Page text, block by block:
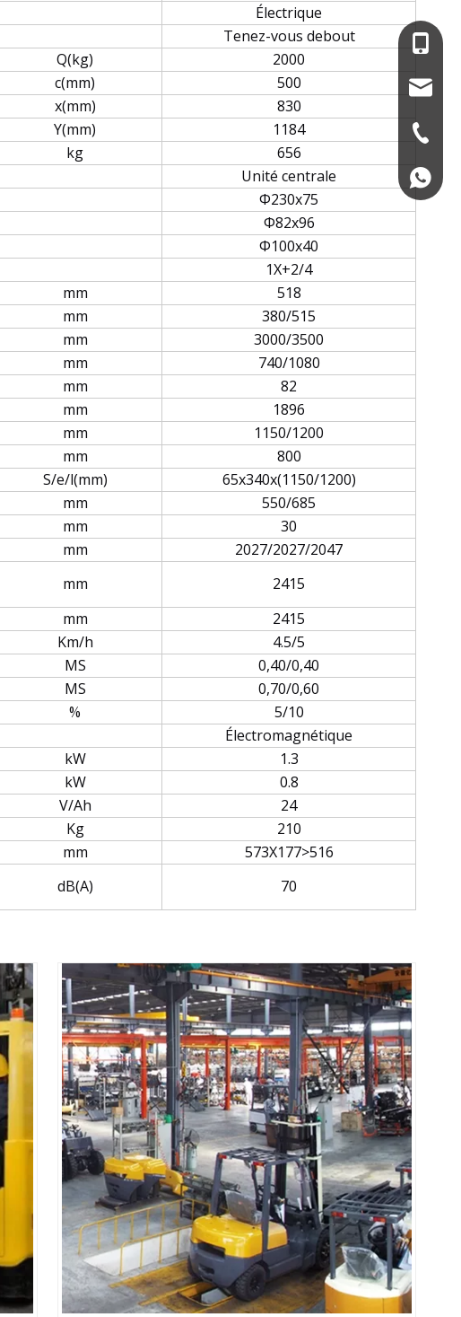
Électrique
Tenez-vous debout
Q(kg)
2000
c(mm)
500
x(mm)
830
Y(mm)
1184
kg 656
Unité centrale
Φ230x75
Φ82x96
Φ100x40
1X+2/4
mm
518
mm 380/515
mm
3000/3500
mm
740/1080
mm
82
mm
1896
mm
1150/1200
mm
800
S/e/l(mm)
65x340x(1150/1200)
mm
550/685
mm
30
mm
2027/2027/2047
mm
2415
mm 2415
Km/h
4.5/5
MS
0,40/0,40
MS
0,70/0,60
%
5/10
Électromagnétique
kW
1.3
kW
0.8
V/Ah
24
Kg
210
mm
573X177>516
dB(A) 70
+86-
+86-